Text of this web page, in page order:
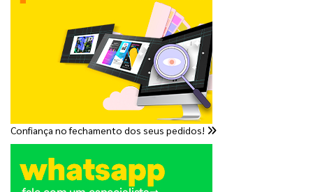
Confiança no fechamento dos seus pedidos!